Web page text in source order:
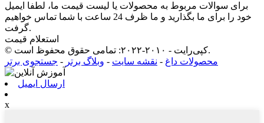
برای سوالات مربوط به محصولات یا لیست قیمت ما، لطفا ایمیل
خود را برای ما بگذارید و ما ظرف 24 ساعت با شما تماس خواهیم
گرفت.
استعلام قیمت
© کپی‌رایت - ۲۰۱۰-۲۰۲۲: تمامی حقوق محفوظ است.
محصولات داغ - نقشه سایت - وبلاگ برتر - جستجوی برتر
ارسال ایمیل
x